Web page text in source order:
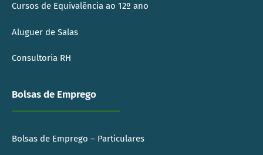
Cursos de Equivalência ao 12º ano
Aluguer de Salas
Consultoria RH
Bolsas de Emprego
Bolsas de Emprego – Particulares